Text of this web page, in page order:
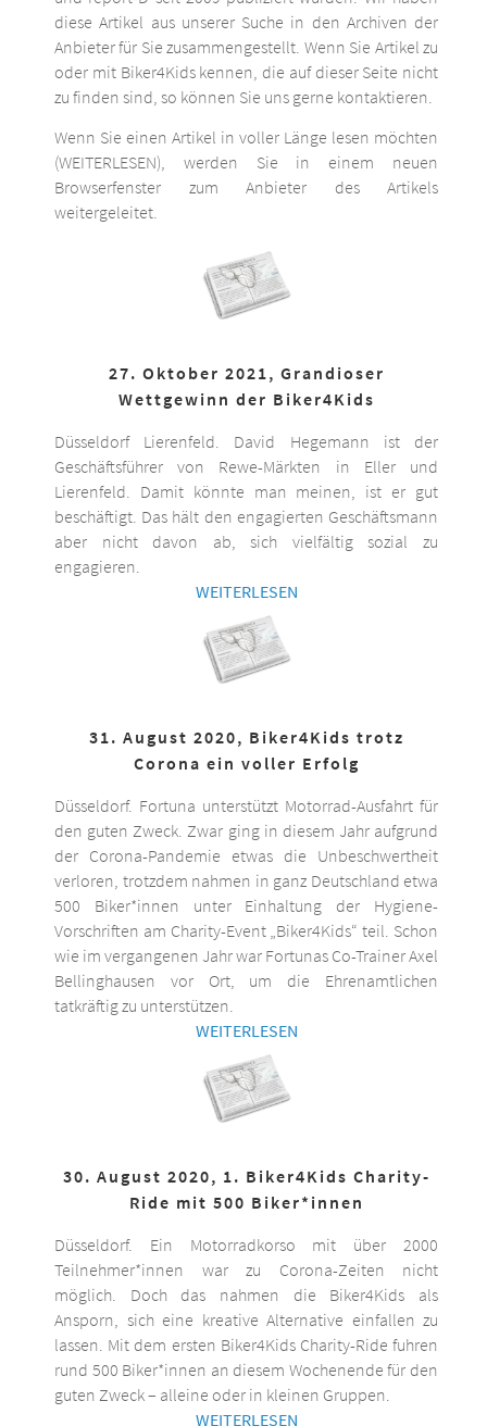
diese Artikel aus unserer Suche in den Archiven der
Anbieter für Sie zusammengestellt. Wenn Sie Artikel zu
oder mit Biker4Kids kennen, die auf dieser Seite nicht
zu finden sind, so können Sie uns gerne kontaktieren.
Wenn Sie einen Artikel in voller Länge lesen möchten
(WEITERLESEN), werden Sie in einem neuen
Browserfenster zum Anbieter des Artikels
weitergeleitet.
27. Oktober 2021, Grandioser
Wettgewinn der Biker4Kids
Düsseldorf Lierenfeld. David Hegemann ist der
Geschäftsführer von Rewe-Märkten in Eller und
Lierenfeld. Damit könnte man meinen, ist er gut
beschäftigt. Das hält den engagierten Geschäftsmann
aber nicht davon ab, sich vielfältig sozial zu
engagieren.
WEITERLESEN
31. August 2020, Biker4Kids trotz
Corona ein voller Erfolg
Düsseldorf. Fortuna unterstützt Motorrad-Ausfahrt für
den guten Zweck. Zwar ging in diesem Jahr aufgrund
der Corona-Pandemie etwas die Unbeschwertheit
verloren, trotzdem nahmen in ganz Deutschland etwa
500 Biker*innen unter Einhaltung der Hygiene-
Vorschriften am Charity-Event „Biker4Kids“ teil. Schon
wie im vergangenen Jahr war Fortunas Co-Trainer Axel
Bellinghausen vor Ort, um die Ehrenamtlichen
tatkräftig zu unterstützen.
WEITERLESEN
30. August 2020, 1. Biker4Kids Charity-
Ride mit 500 Biker*innen
Düsseldorf. Ein Motorradkorso mit über 2000
Teilnehmer*innen war zu Corona-Zeiten nicht
möglich. Doch das nahmen die Biker4Kids als
Ansporn, sich eine kreative Alternative einfallen zu
lassen. Mit dem ersten Biker4Kids Charity-Ride fuhren
rund 500 Biker*innen an diesem Wochenende für den
guten Zweck – alleine oder in kleinen Gruppen.
WEITERLESEN